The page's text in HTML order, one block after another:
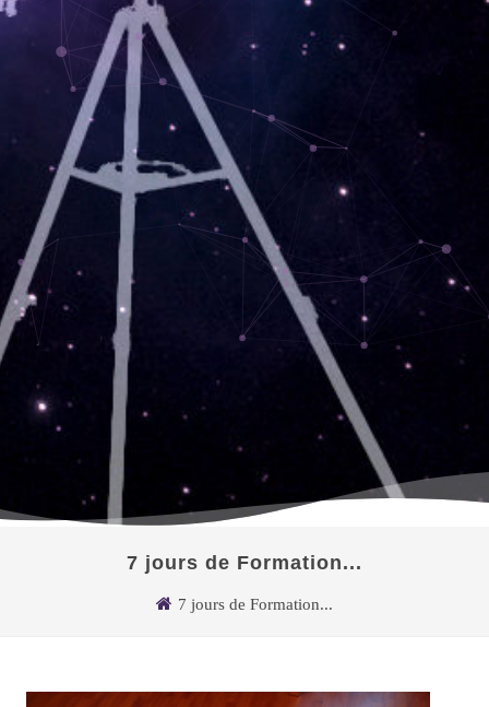
7 jours de Formation...
7 jours de Formation...